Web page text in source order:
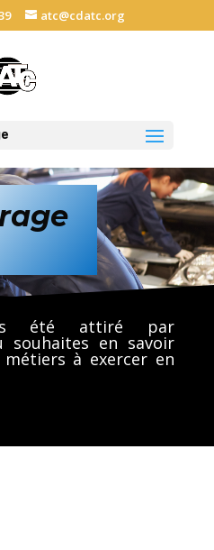
atc@cdatc.org
été attiré par
souhaites en savoir
à exercer en